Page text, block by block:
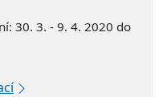
30. 3. - 9. 4. 2020 do